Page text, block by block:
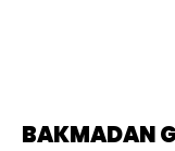
BAKMADAN